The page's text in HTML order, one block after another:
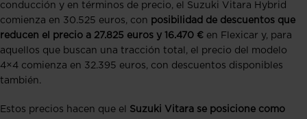
conducción y en términos de precio, el Suzuki Vitara Hybrid
comienza en 30.525 euros, con posibilidad de descuentos que
reducen el precio a 27.825 euros y 16.470 € en Flexicar y, para
aquellos que buscan una tracción total, el precio del modelo
4×4 comienza en 32.395 euros, con descuentos disponibles
también.
Estos precios hacen que el Suzuki Vitara se posicione como